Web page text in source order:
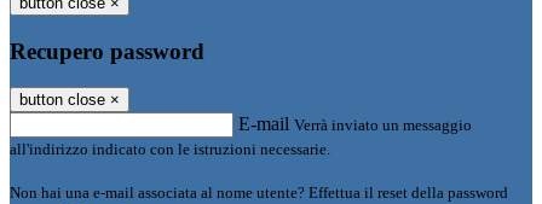
Recupero password
button close ×
E-mail Verrà inviato un messaggio
all'indirizzo indicato con le istruzioni necessarie.
Non hai una e-mail associata al nome utente? Effettua il reset della password